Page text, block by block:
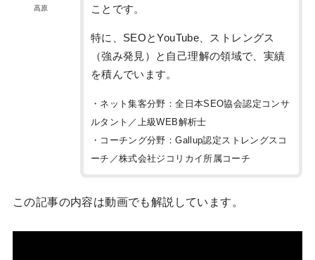
高原
ことです。
特に、SEOとYouTube、ストレングス
（強み発見）と自己理解の領域で、実績
を積んでいます。
・ネット集客分野：全日本SEO協会認定コンサ
ルタント／上級WEB解析士
・コーチング分野：Gallup認定ストレングスコ
ーチ／株式会社ジコリカイ所属コーチ
この記事の内容は動画でも解説しています。